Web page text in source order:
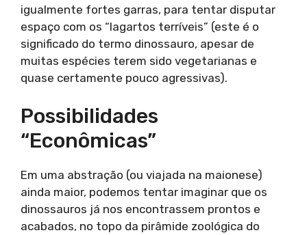
igualmente fortes garras, para tentar disputar
espaço com os “lagartos terríveis” (este é o
significado do termo dinossauro, apesar de
muitas espécies terem sido vegetarianas e
quase certamente pouco agressivas).
Possibilidades
“econômicas”
Em uma abstração (ou viajada na maionese)
ainda maior, podemos tentar imaginar que os
dinossauros já nos encontrassem prontos e
acabados, no topo da pirâmide zoológica do